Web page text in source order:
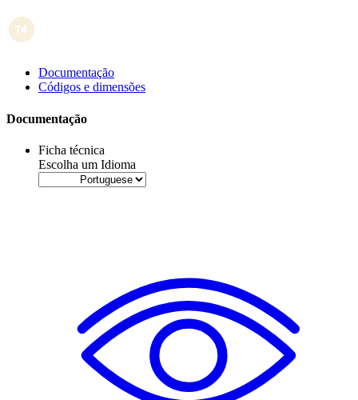
Documentação
Códigos e dimensões
Documentação
Ficha técnica
Escolha um Idioma